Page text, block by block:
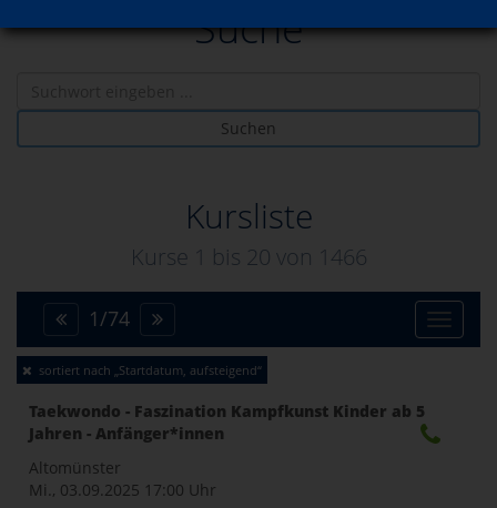
Suche
Suchen
Kursliste
Kurse 1 bis 20 von 1466
Toggle
1/74
sortiert nach „Startdatum, aufsteigend“
Taekwondo - Faszination Kampfkunst Kinder ab 5
Jahren - Anfänger*innen
Altomünster
Mi., 03.09.2025 17:00 Uhr